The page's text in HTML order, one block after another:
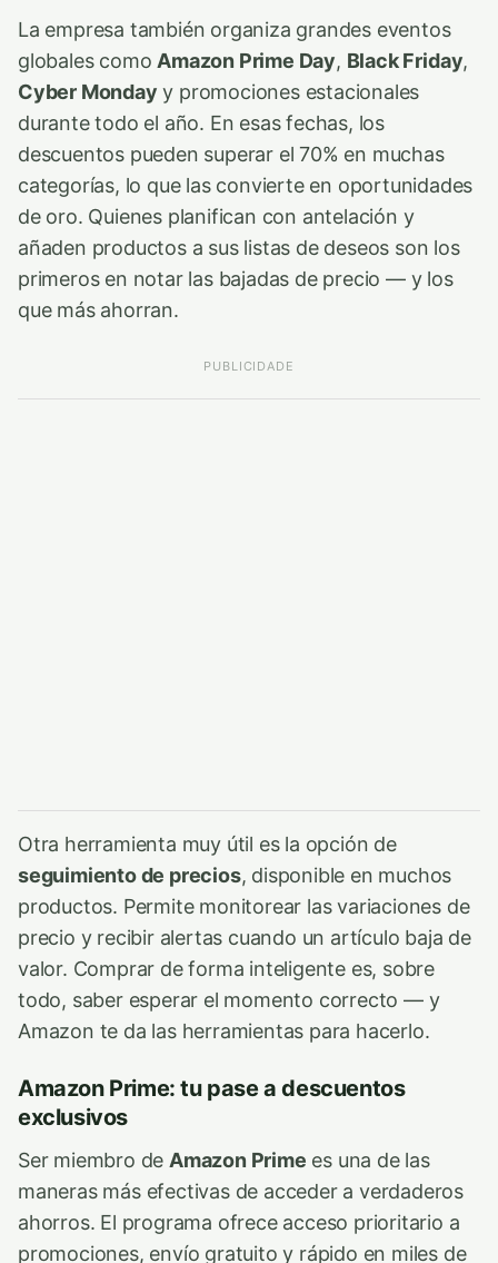
La empresa también organiza grandes eventos
globales comoAmazon Prime Day, Black Friday,
Cyber Monday y promociones estacionales
durante todo el año. En esas fechas, los
descuentos pueden superar el 70% en muchas
categorías, lo que las convierte en oportunidades
de oro. Quienes planifican con antelación y
añaden productos a sus listas de deseos son los
primeros en notar las bajadas de precio — y los
que más ahorran.
PUBLICIDADE
Otra herramienta muy útil es la opción de
seguimiento de precios, disponible en muchos
productos. Permite monitorear las variaciones de
precio y recibir alertas cuando un artículo baja de
valor. Comprar de forma inteligente es, sobre
todo, saber esperar el momento correcto — y
Amazon te da las herramientas para hacerlo.
Amazon Prime: tu pase a descuentos
exclusivos
Ser miembro deAmazon Prime es una de las
maneras más efectivas de acceder a verdaderos
ahorros. El programa ofrece acceso prioritario a
promociones, envío gratuito y rápido en miles de